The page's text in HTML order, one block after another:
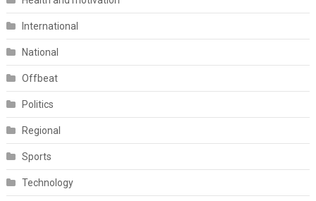
International
National
Offbeat
Politics
Regional
Sports
Technology